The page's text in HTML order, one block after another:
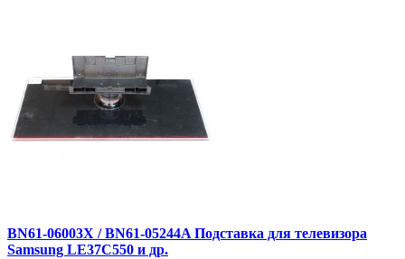
BN61-06003X / BN61-05244A Подставка для телевизора
Samsung LE37C550 и др.